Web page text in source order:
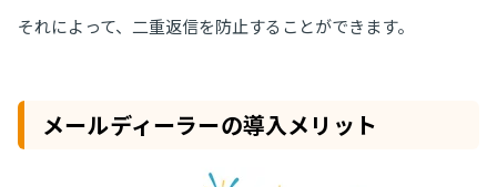
それによって、二重返信を防止することができます。
メールディーラーの導入メリット